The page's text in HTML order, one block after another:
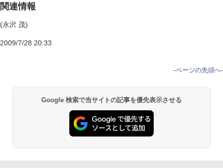
関連情報
(永沢 茂)
2009/7/28 20:33
-ページの先頭へ-
Google 検索で当サイトの記事を優先表示させる